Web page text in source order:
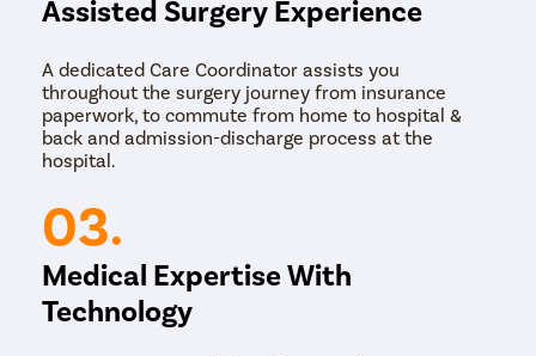
Assisted Surgery Experience
A dedicated Care Coordinator assists you
throughout the surgery journey from insurance
paperwork, to commute from home to hospital &
back and admission-discharge process at the
hospital.
03.
Medical Expertise With
Technology